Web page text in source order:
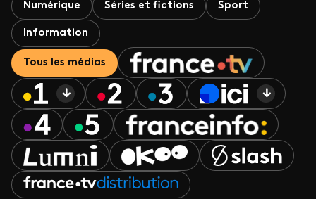
Numérique Séries et fictions Sport
Information
Tous les médias